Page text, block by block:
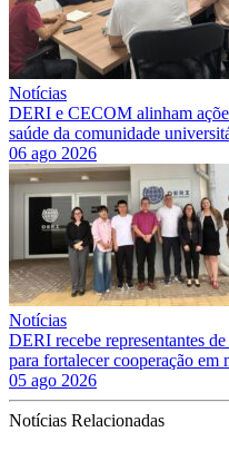
Notícias
DERI e CECOM alinham
saúde da comunidade
06 ago 2026
Notícias
DERI recebe representantes
para fortalecer cooperação em
05 ago 2026
Notícias Relacionadas